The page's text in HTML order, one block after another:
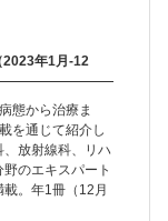
年1月-12
態から治療ま
を通じて紹介し
放射線科、リハ
のエキスパート
。年1冊（12月